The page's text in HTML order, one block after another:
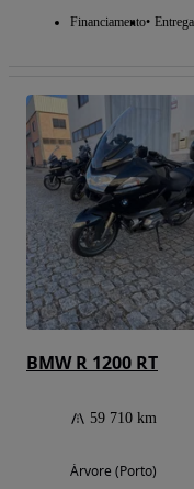
Financiamento
BMW R 1200 RT
59 710 km
Árvore (Porto)